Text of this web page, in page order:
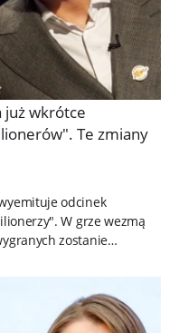
już wkrótce
Te zmiany
odcinek
W grze wezmą
zostanie